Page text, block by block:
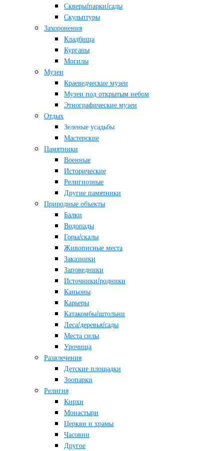
Скверы/парки/сады
Скульптуры
Захоронения
Кладбища
Курганы
Могилы
Музеи
Краеведческие музеи
Музеи под открытым небом
Этнографические музеи
Отдых
Зеленые усадьбы
Мастерские
Памятники
Военные
Исторические
Религиозные
Другие памятники
Природные объекты
Балки
Водопады
Горы/скалы
Живописные места
Заказники
Заповедники
Источники/родники
Каньоны
Карьеры
Катакомбы/штольни
Леса/деревья/сады
Места силы
Урочища
Развлечения
Детские площадки
Зоопарки
Религия
Кирхи
Монастыри
Церкви и храмы
Часовни
Другое